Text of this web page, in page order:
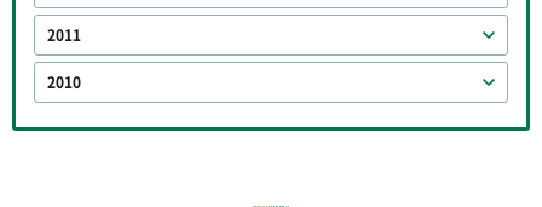
2011
2010